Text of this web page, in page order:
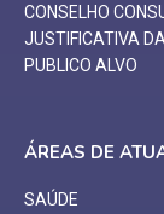
CONSELHO
JUSTIFICATIVA
PUBLICO ALVO
ÁREAS DE
SAÚDE